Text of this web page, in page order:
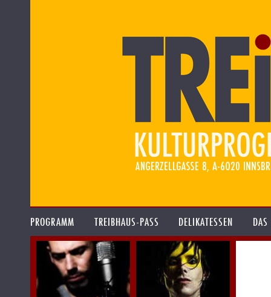
PROGRAMM TREIBHAUS-PASS DELIKATESSEN